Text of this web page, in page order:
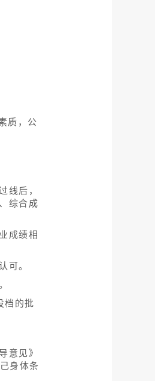
质，公
线后，
综合成
成绩相
可。
档的批
意见》
身体条